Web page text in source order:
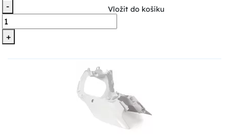
-
+
Vložit do košíku